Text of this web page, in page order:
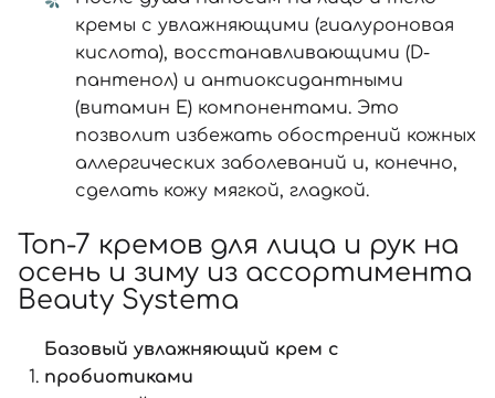
кремы с увлажняющими (гиалуроновая
кислота), восстанавливающими (D-
пантенол) и антиоксидантными
(витамин Е) компонентами. Это
позволит избежать обострений кожных
аллергических заболеваний и, конечно,
сделать кожу мягкой, гладкой.
Топ-7 кремов для лица и рук на
осень и зиму из ассортимента
Beauty Systema
Базовый увлажняющий крем с
пробиотиками